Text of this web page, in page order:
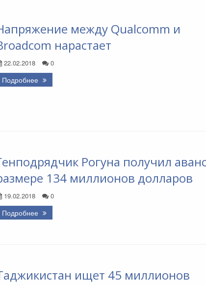
между Qualcomm и
нарастает
22.02.2018 0
Подробнее
Рогуна получил
134 миллионов долларов
19.02.2018 0
Подробнее
ищет 45 миллионов